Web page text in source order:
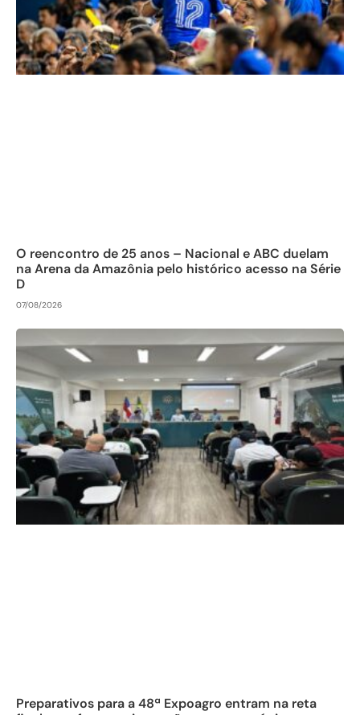
O reencontro de 25 anos – Nacional e ABC duelam
na Arena da Amazônia pelo histórico acesso na Série
D
07/08/2026
Preparativos para a 48ª Expoagro entram na reta